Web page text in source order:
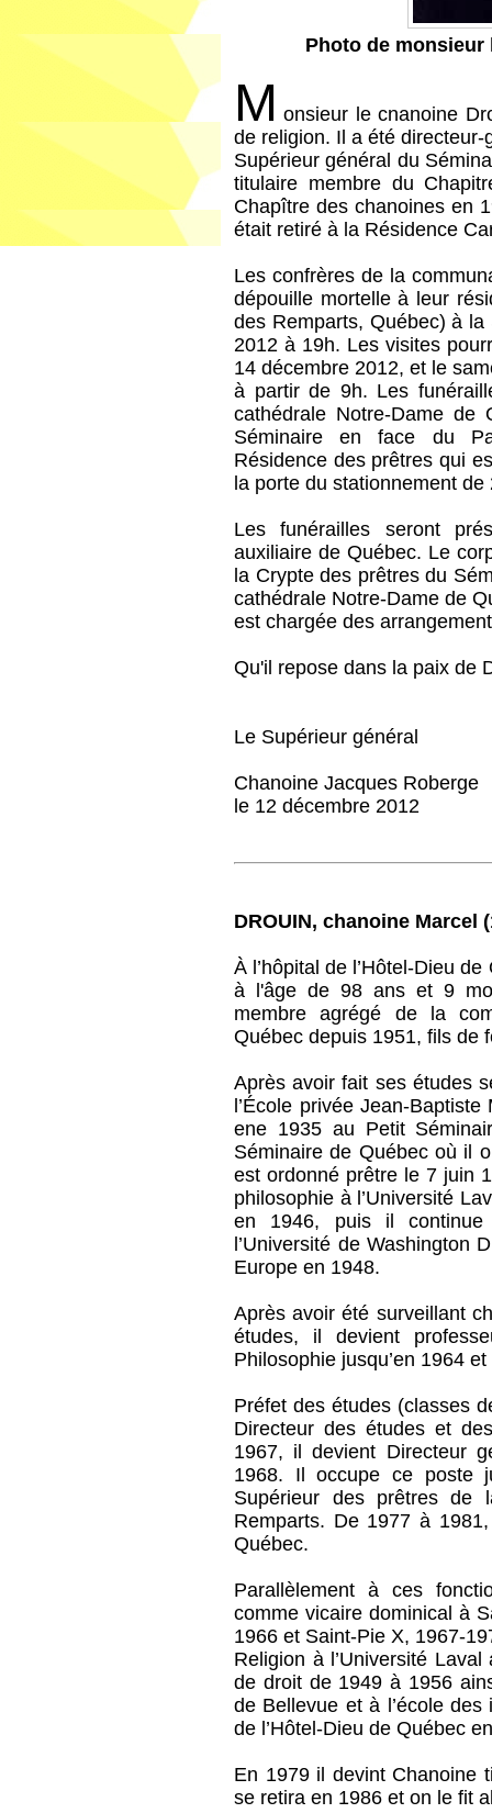
Photo de monsieur
M onsieur le cnanoine
de religion. Il a été
Supérieur général du
titulaire membre du
Chapître des chanoines en
était retiré à la Résidence
Les confrères de la
dépouille mortelle à leur
des Remparts, Québec) à
2012 à 19h. Les visites
14 décembre 2012, et le
à partir de 9h. Les
cathédrale Notre-Dame de
Séminaire en face du
Résidence des prêtres qui
la porte du stationnement
Les funérailles seront
auxiliaire de Québec. Le
la Crypte des prêtres du
cathédrale Notre-Dame de
est chargée des
Qu'il repose dans la paix de
Le Supérieur général
Chanoine Jacques Roberge
le 12 décembre 2012
DROUIN, chanoine Marcel
À l’hôpital de l’Hôtel-Dieu
à l'âge de 98 ans et 9
membre agrégé de la
Québec depuis 1951, fils de
Après avoir fait ses études
l’École privée Jean-
ene 1935 au Petit
Séminaire de Québec où il
est ordonné prêtre le 7 juin
philosophie à l’Université
en 1946, puis il
l’Université de Washington
Europe en 1948.
Après avoir été surveillant
études, il devient
Philosophie jusqu’en 1964
Préfet des études (classes
Directeur des études et
1967, il devient Directeur
1968. Il occupe ce poste
Supérieur des prêtres
Remparts. De 1977 à
Québec.
Parallèlement à ces
comme vicaire dominical à
1966 et Saint-Pie X, 1967-
Religion à l’Université
de droit de 1949 à 1956
de Bellevue et à l’école des
de l’Hôtel-Dieu de Québec
En 1979 il devint Chanoine
se retira en 1986 et on le fit